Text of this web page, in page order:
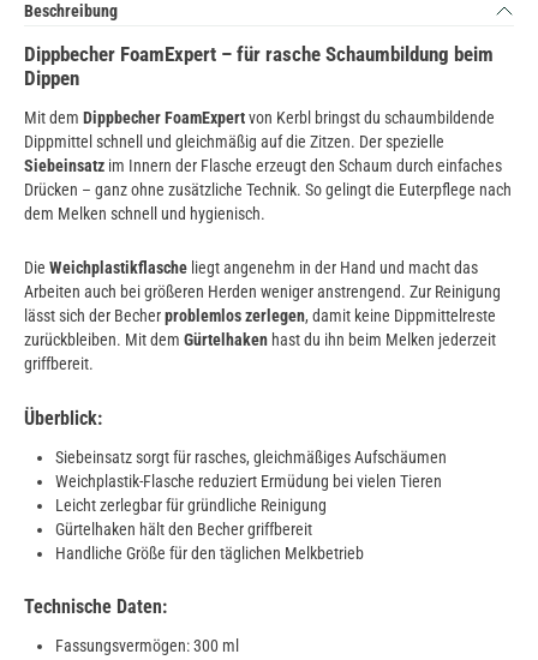
Beschreibung
Dippbecher FoamExpert – für rasche Schaumbildung beim
Dippen
Mit dem Dippbecher FoamExpertvon Kerbl bringst du schaumbildende
Dippmittel schnell und gleichmäßig auf die Zitzen. Der spezielle
Siebeinsatz im Innern der Flasche erzeugt den Schaum durch einfaches
Drücken – ganz ohne zusätzliche Technik. So gelingt die Euterpflege nach
dem Melken schnell und hygienisch.
Die Weichplastikflasche liegt angenehm in der Hand und macht das
Arbeiten auch bei größeren Herden weniger anstrengend. Zur Reinigung
lässt sich der Becherproblemlos zerlegen, damit keine Dippmittelreste
zurückbleiben. Mit dem Gürtelhaken hast du ihn beim Melken jederzeit
griffbereit.
Überblick:
Siebeinsatz sorgt für rasches, gleichmäßiges Aufschäumen
Weichplastik-Flasche reduziert Ermüdung bei vielen Tieren
Leicht zerlegbar für gründliche Reinigung
Gürtelhaken hält den Becher griffbereit
Handliche Größe für den täglichen Melkbetrieb
Technische Daten:
Fassungsvermögen: 300 ml